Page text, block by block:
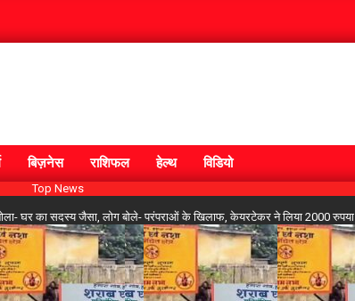
बिज़नेस राशिफल हेल्थ विडियो
Top News
घर का सदस्य जैसा, लोग बोले- परंपराओं के खिलाफ, केयरटेकर ने लिया 2000 रुपया